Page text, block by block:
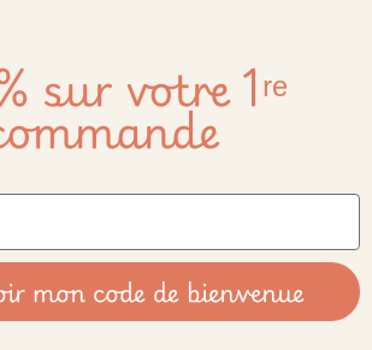
sur votre 1ʳᵉ
mon code de bienvenue